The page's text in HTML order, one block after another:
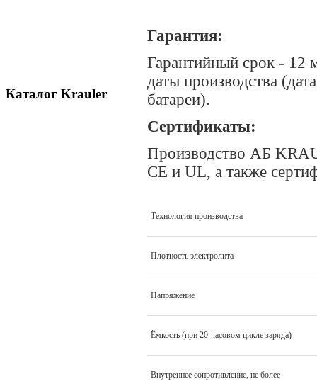
Каталог Krauler
Гарантия:
Гарантийный срок - 12
даты производства
батареи).
Сертификаты:
Производство АБ
CE и UL, а также
Технология производства
Плотность электролита
Напряжение
Ёмкость (при 20-часовом цикле заряда)
Внутреннее сопротивление, не более